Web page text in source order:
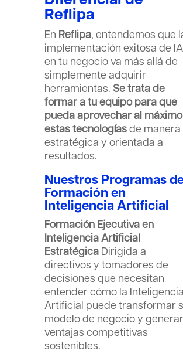
Reflipa
En Reflipa, entendemos que
implementación exitosa de IA
en tu negocio va más allá de
simplemente adquirir
herramientas. Se trata de
formar a tu equipo para que
pueda aprovechar al máximo
estas tecnologías de manera
estratégica y orientada a
resultados.
Nuestros Programas
Formación en
Inteligencia Artificial
Formación Ejecutiva en
Inteligencia Artificial
Estratégica Dirigida a
directivos y tomadores de
decisiones que necesitan
entender cómo la Inteligencia
Artificial puede transformar
modelo de negocio y generar
ventajas competitivas
sostenibles.